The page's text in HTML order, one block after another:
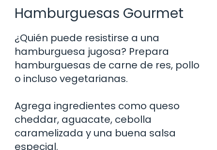
Hamburguesas Gourmet
¿Quién puede resistirse a una
hamburguesa jugosa? Prepara
hamburguesas de carne de res, pollo
o incluso vegetarianas.
Agrega ingredientes como queso
cheddar, aguacate, cebolla
caramelizada y una buena salsa
especial.